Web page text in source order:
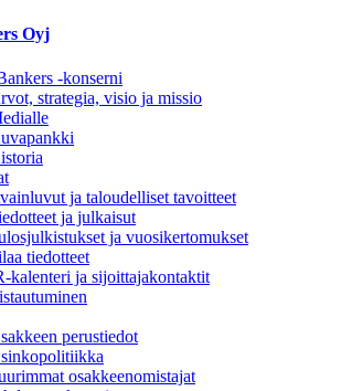
Oyj
-konserni
strategia, visio ja missio
ja taloudelliset tavoitteet
ja julkaisut
ja vuosikertomukset
tiedotteet
kalenteri ja sijoittajakontaktit
perustiedot
osakkeenomistajat